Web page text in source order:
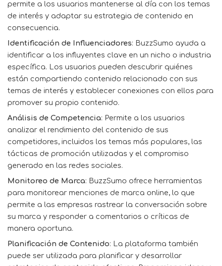
permite a los usuarios mantenerse al día con los temas
de interés y adaptar su estrategia de contenido en
consecuencia.
Identificación de Influenciadores: BuzzSumo ayuda a
identificar a los influyentes clave en un nicho o industria
específica. Los usuarios pueden descubrir quiénes
están compartiendo contenido relacionado con sus
temas de interés y establecer conexiones con ellos para
promover su propio contenido.
Análisis de Competencia: Permite a los usuarios
analizar el rendimiento del contenido de sus
competidores, incluidos los temas más populares, las
tácticas de promoción utilizadas y el compromiso
generado en las redes sociales.
Monitoreo de Marca: BuzzSumo ofrece herramientas
para monitorear menciones de marca online, lo que
permite a las empresas rastrear la conversación sobre
su marca y responder a comentarios o críticas de
manera oportuna.
Planificación de Contenido: La plataforma también
puede ser utilizada para planificar y desarrollar